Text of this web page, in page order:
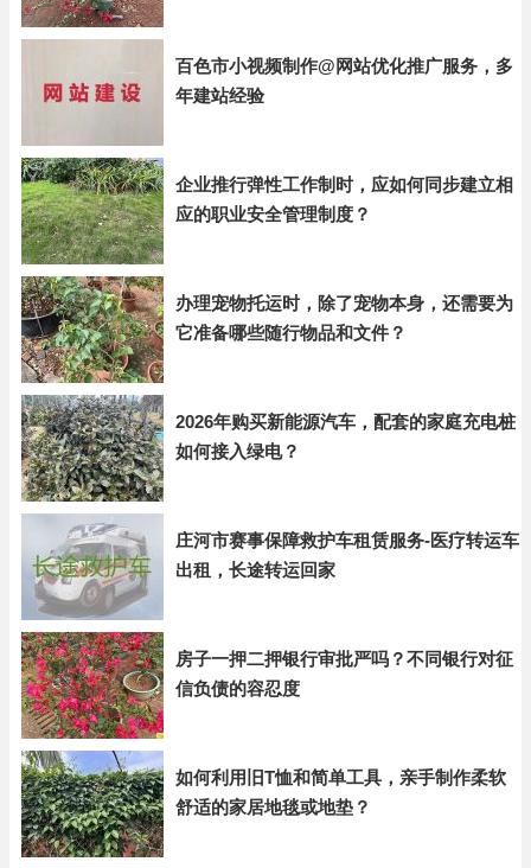
百色市小视频制作@网站优化推广服务，多
年建站经验
企业推行弹性工作制时，应如何同步建立相
应的职业安全管理制度？
办理宠物托运时，除了宠物本身，还需要为
它准备哪些随行物品和文件？
2026年购买新能源汽车，配套的家庭充电桩
如何接入绿电？
庄河市赛事保障救护车租赁服务-医疗转运车
出租，长途转运回家
房子一押二押银行审批严吗？不同银行对征
信负债的容忍度
如何利用旧T恤和简单工具，亲手制作柔软
舒适的家居地毯或地垫？